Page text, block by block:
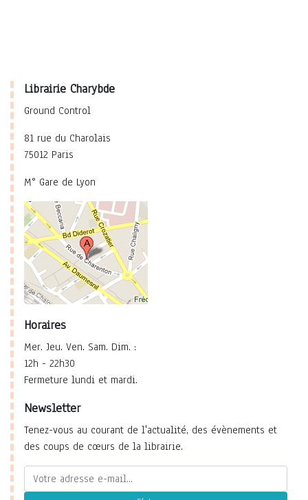
Librairie Charybde
Ground Control
81 rue du Charolais
75012 Paris
M° Gare de Lyon
Horaires
Mer. Jeu. Ven. Sam. Dim. :
12h - 22h30
Fermeture lundi et mardi.
Newsletter
Tenez-vous au courant de l'actualité, des évènements et
des coups de cœurs de la librairie.